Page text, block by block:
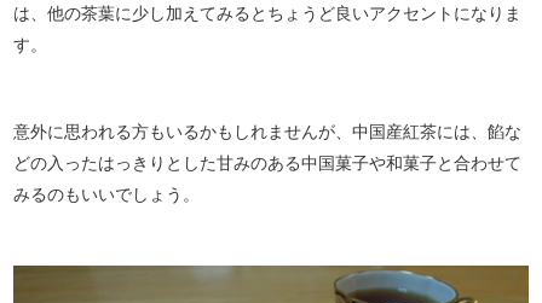
は、他の茶葉に少し加えてみるとちょうど良いアクセントになりま
す。
意外に思われる方もいるかもしれませんが、中国産紅茶には、餡な
どの入ったはっきりとした甘みのある中国菓子や和菓子と合わせて
みるのもいいでしょう。